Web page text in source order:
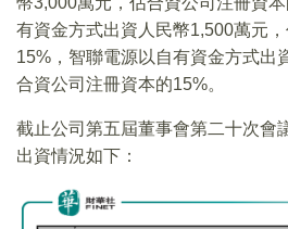
有資金方式出資人民幣1,500萬元
15%，智聯電源以自有資金方式出
合資公司注冊資本的15%。
截止公司第五屆董事會第二十次會
出資情況如下：